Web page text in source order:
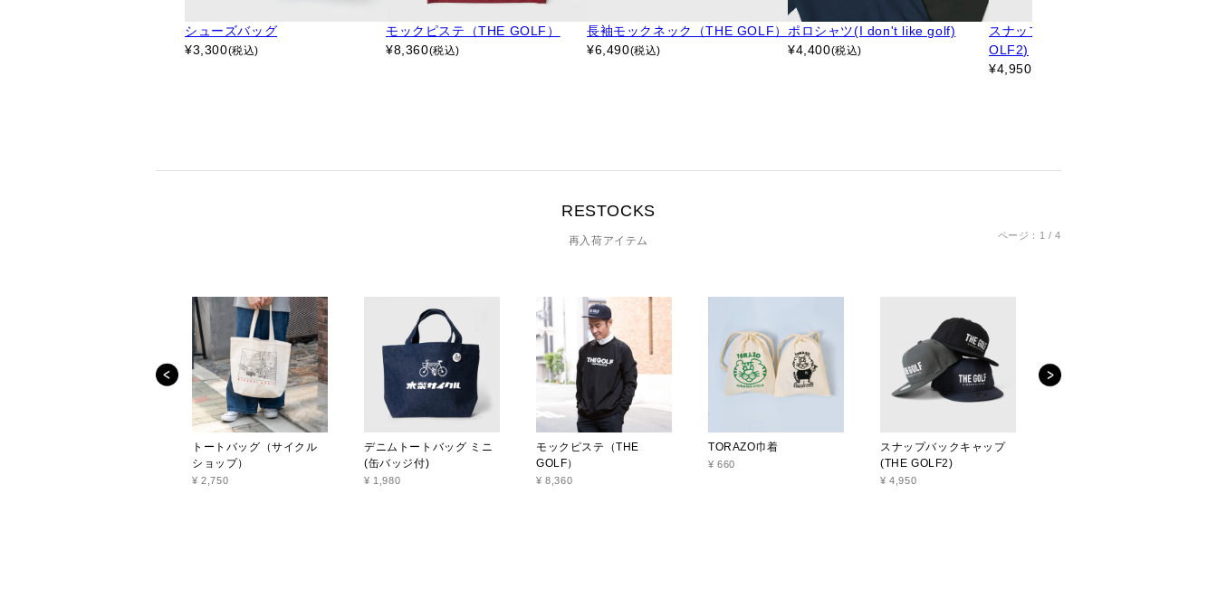
シューズバッグ
¥3,300(税込)
モックピステ（THE GOLF）
¥8,360(税込)
長袖モックネック（THE GOLF）
¥6,490(税込)
ポロシャツ(I don't like golf)
¥4,400(税込)
スナップバックキャップ(THE G
OLF2)
¥4,950
RESTOCKS
再入荷アイテム ページ：1 / 4
トートバッグ（サイクル
ショップ）
¥ 2,750
デニムトートバッグ ミニ
(缶バッジ付)
¥ 1,980
モックピステ（THE
GOLF）
¥ 8,360
TORAZO巾着
¥ 660
スナップバックキャップ
(THE GOLF2)
¥ 4,950